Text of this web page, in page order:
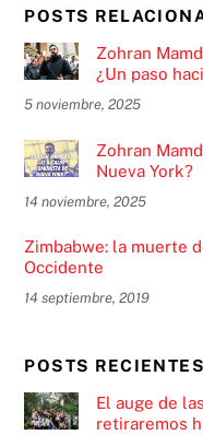
POSTS
Zohran
¿Un paso
5 noviembre, 2025
Zohran
Nueva York?
14 noviembre, 2025
Zimbabwe: la muerte
Occidente
14 septiembre, 2019
POSTS RECIENTES
El auge de
retiraremos